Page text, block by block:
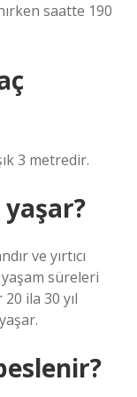
saatte 190
3 metredir.
yaşar?
ve yırtıcı
süreleri
ila 30 yıl